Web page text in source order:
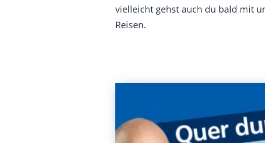
vielleicht gehst auch du bald mit
Reisen.